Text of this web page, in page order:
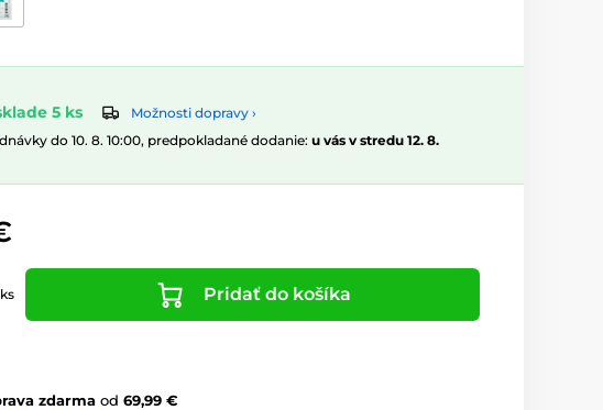
5 ks
Možnosti dopravy ›
do 10. 8. 10:00, predpokladané dodanie: u vás v stredu 12. 8.
ks Pridať do košíka
zdarma od 69,99 €